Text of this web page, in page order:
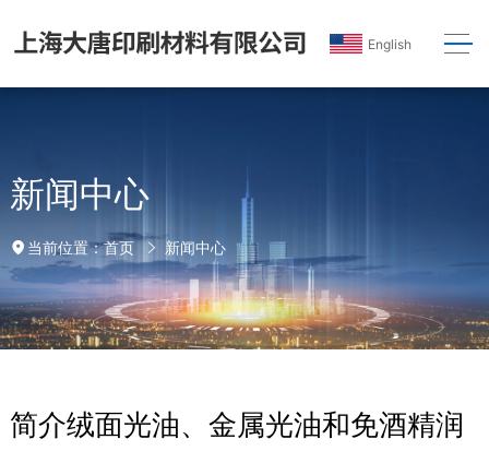
English
新闻中心
当前位置：首页 新闻中心
简介绒面光油、金属光油和免酒精润